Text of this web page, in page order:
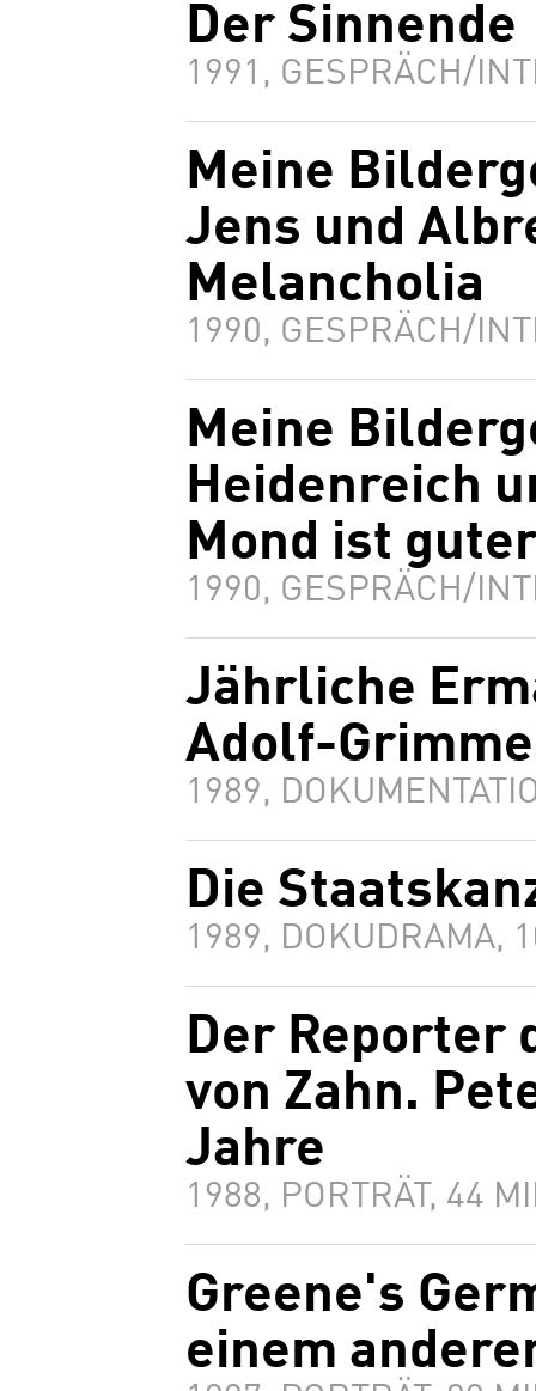
Der Sinnende
1991, GESPRÄCH/
Meine
Jens und
Melancholia
1990, GESPRÄCH/
Meine
Heidenreich
Mond ist
1990, GESPRÄCH/
Jährliche
Adolf-
1989,
Die
1989, DOKUDRAMA,
Der Reporter
von Zahn.
Jahre
1988, PORTRÄT, 44
Greene's
einem